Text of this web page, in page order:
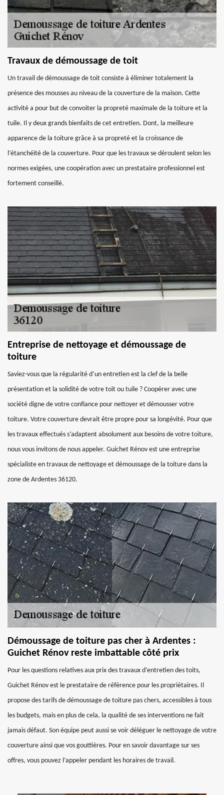
Travaux de démoussage de toit
Un travail de démoussage de toit consiste à éliminer totalement la
présence des mousses au niveau de la couverture de la maison. Cette
activité a pour but de convoiter la propreté maximale de la toiture et la
tuile. Il y deux grands bienfaits de cet entretien. Dont, la meilleure
apparence de la toiture grâce à sa propreté et la croissance de
l’étanchéité de la couverture. Pour que les travaux se déroulent selon les
normes exigées, une coopération avec un prestataire professionnel est
fortement conseillé.
Entreprise de nettoyage et démoussage de
toiture
Saviez-vous que la régularité d’un entretien est la clef de la belle
présentation et la solidité de votre toit ou tuile ? Coopérer avec une
société digne de votre confiance pour nettoyer et démousser votre
toiture. Votre couverture devrait être propre pour sa longévité. Pour que
les travaux effectués s’adaptent absolument aux besoins de votre toiture,
nous vous invitons de nous appeler. Guichet Rénov est une entreprise
spécialiste en travaux de nettoyage et démoussage de la toiture dans la
zone de Ardentes 36120.
Démoussage de toiture pas cher à Ardentes :
Guichet Rénov reste imbattable côté prix
Pour les questions relatives aux prix des travaux d’entretien des toits,
Guichet Rénov est le prestataire de référence pour les propriétaires. Il
propose des tarifs de démoussage de toiture pas chers, accessibles à tous
les budgets, mais en plus de cela, la qualité de ses interventions ne fait
jamais défaut. Son équipe peut aussi se voir déléguer le nettoyage de votre
couverture ainsi que vos gouttières. Pour en savoir davantage sur ses
offres, vous pouvez l’appeler pendant les horaires de travail.